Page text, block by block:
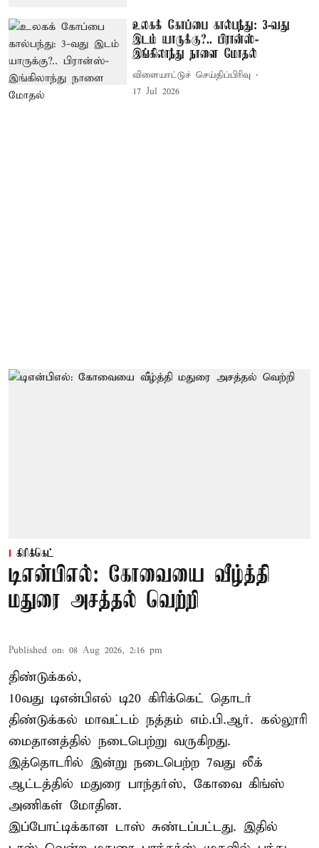
உலகக் கோப்பை கால்பந்து: 3-வது
இடம் யாருக்கு?.. பிரான்ஸ்-
இங்கிலாந்து நாளை மோதல்
விளையாட்டுச் செய்திப்பிரிவு
17 Jul 2026
கிரிக்கெட்
டிஎன்பிஎல்: கோவையை வீழ்த்தி
மதுரை அசத்தல் வெற்றி
Published on: 08 Aug 2026, 2:16 pm
திண்டுக்கல்,
10வது டிஎன்பிஎல் டி20 கிரிக்கெட் தொடர்
திண்டுக்கல் மாவட்டம் நத்தம் எம்.பி.ஆர். கல்லூரி
மைதானத்தில் நடைபெற்று வருகிறது.
இத்தொடரில் இன்று நடைபெற்ற 7வது லீக்
ஆட்டத்தில் மதுரை பாந்தர்ஸ், கோவை கிங்ஸ்
அணிகள் மோதின.
இப்போட்டிக்கான டாஸ் சுண்டப்பட்டது. இதில்